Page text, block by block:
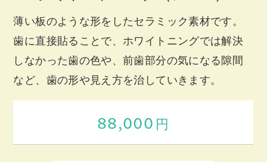
薄い板のような形をしたセラミック素材です。
歯に直接貼ることで、ホワイトニングでは解決
しなかった歯の色や、前歯部分の気になる隙間
など、歯の形や見え方を治していきます。
88,000 円